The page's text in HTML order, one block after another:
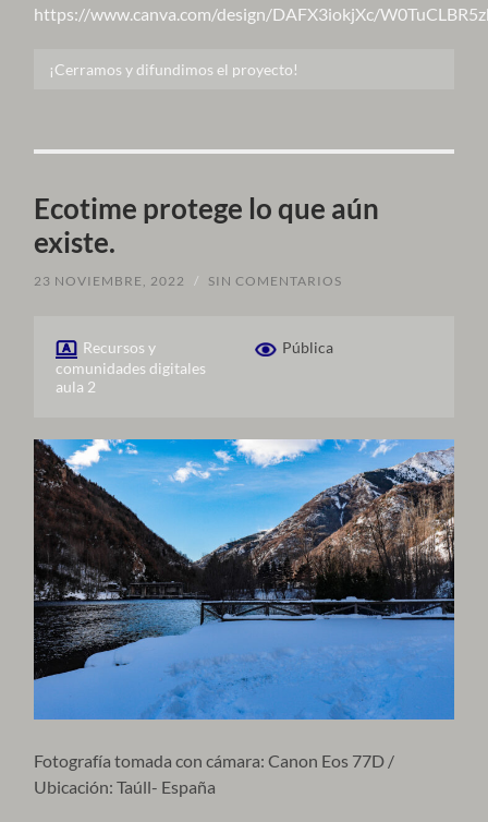
https://www.canva.com/design/DAFX3iokjXc/
¡Cerramos y difundimos el proyecto!
Ecotime protege lo que aún
existe.
23 NOVIEMBRE, 2022 / SIN COMENTARIOS
Recursos y
comunidades digitales
aula 2
Pública
Fotografía tomada con cámara: Canon Eos 77D /
Ubicación: Taúll- España